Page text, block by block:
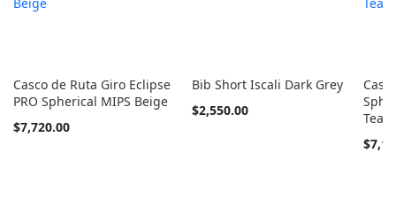
Casco de Ruta Giro Eclipse
PRO Spherical MIPS Beige
$7,720.00
Bib Short Iscali Dark Grey
Tan
$2,550.00
Team
Tan